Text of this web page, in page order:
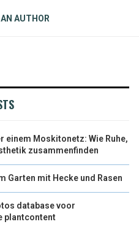
AUTHOR
einem Moskitonetz: Wie Ruhe,
zusammenfinden
Garten mit Hecke und Rasen
database voor
plantcontent